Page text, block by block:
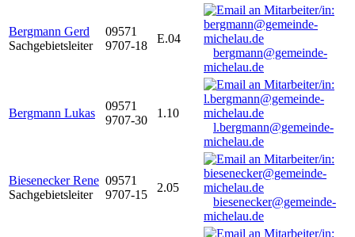
Bergmann Gerd
Sachgebietsleiter
09571
9707-18
E.04
bergmann@gemeinde-
michelau.de
Bergmann Lukas
09571
9707-30
1.10
l.bergmann@gemeinde-
michelau.de
Biesenecker Rene
Sachgebietsleiter
09571
9707-15
2.05
biesenecker@gemeinde-
michelau.de